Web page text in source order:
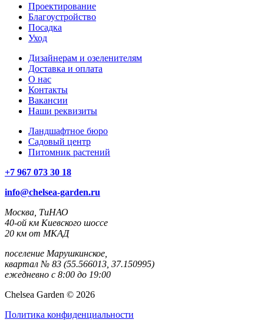
Проектирование
Благоустройство
Посадка
Уход
Дизайнерам и озеленителям
Доставка и оплата
О нас
Контакты
Вакансии
Наши реквизиты
Ландшафтное бюро
Садовый центр
Питомник растений
+7 967 073 30 18
info@chelsea-garden.ru
Москва, ТиНАО
40-ой км Киевского шоссе
20 км от МКАД
поселение Марушкинское,
квартал № 83 (55.566013, 37.150995)
ежедневно с 8:00 до 19:00
Chelsea Garden © 2026
Политика конфиденциальности